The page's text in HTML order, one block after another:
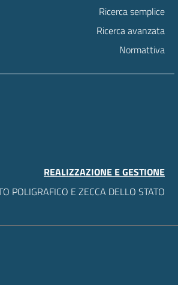
Ricerca semplice
Ricerca avanzata
Normattiva
REALIZZAZIONE E GESTIONE
POLIGRAFICO E ZECCA DELLO STATO
Utili